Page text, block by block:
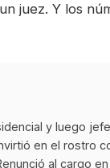
juez. Y los
y luego
en el rostro
al cargo